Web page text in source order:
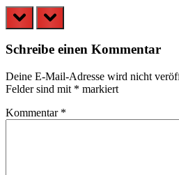
prev next
Schreibe einen Kommentar
Deine E-Mail-Adresse wird nicht
Felder sind mit * markiert
Kommentar *